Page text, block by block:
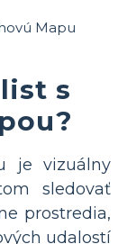
s
je vizuálny
sledovať
prostredia,
udalostí